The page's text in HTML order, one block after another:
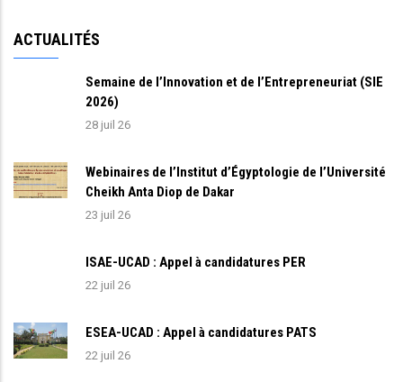
ACTUALITÉS
Semaine de l’Innovation et de l’Entrepreneuriat (SIE
2026)
28 juil 26
Webinaires de l’Institut d’Égyptologie de l’Université
Cheikh Anta Diop de Dakar
23 juil 26
ISAE-UCAD : Appel à candidatures PER
22 juil 26
ESEA-UCAD : Appel à candidatures PATS
22 juil 26